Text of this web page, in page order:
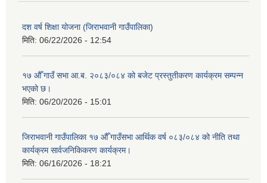
दश वर्ष शिक्षा योजना (जिराभवानी गाउँपालिका)
मिति: 06/22/2026 - 12:54
१७ औँ गाउँ सभा आ.ब. २०८३/०८४ को बजेट प्रस्तुतीकरण कार्यक्रम सम्पन्न
भएको छ।
मिति: 06/20/2026 - 15:01
जिराभवानी गाउँपालिका १७ औँ गाउँसभा आर्थिक वर्ष ०८३/०८४ को नीति तथा
कार्यक्रम सार्वजनिकिकरण कार्यक्रम।
मिति: 06/16/2026 - 18:21